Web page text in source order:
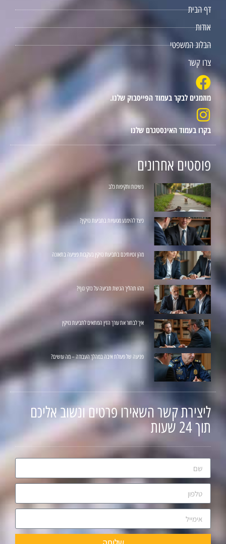
דף הבית
אודות
הבלוג המשפטי
צרו קשר
מוזמנים לבקר בעמוד הפייסבוק שלנו.
בקרו בעמוד האינסטגרם שלנו
פוסטים אחרונים
נשיכות ותקיפות כלב
כיצד להימנע מטעויות בתביעת נזיקין?
מהן זכויותיכם בתביעת נזיקין בעקבות פציעה בתאונה
מהו תהליך הגשת תביעה על נזקי גוף?
איך לבחור את עורך הדין המתאים לתביעת נזיקין
פגיעה של פעולת איבה במהלך העבודה – מה עושים?
ליצירת קשר השאירו פרטים ונשוב אליכם
תוך 24 שעות